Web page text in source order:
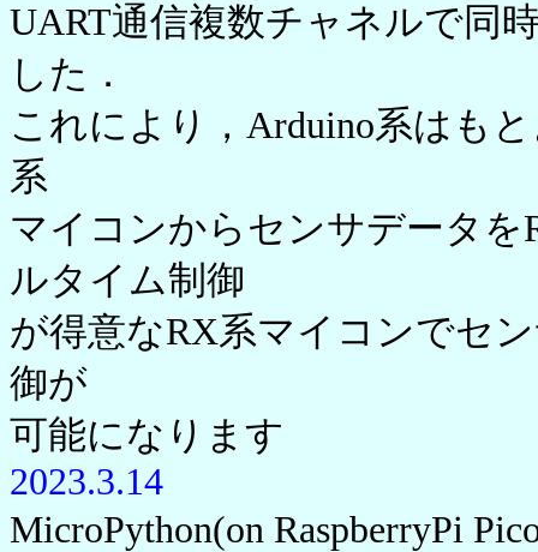
UART通信複数チャネルで同
した．
これにより，Arduino系はもと
系
マイコンからセンサデータ
ルタイム制御
が得意なRX系マイコンでセ
御が
可能になります
2023.3.14
MicroPython(on RaspberryPi